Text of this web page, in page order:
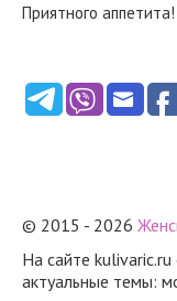
Приятного аппетита!
© 2015 - 2026
На сайте
актуальные темы: